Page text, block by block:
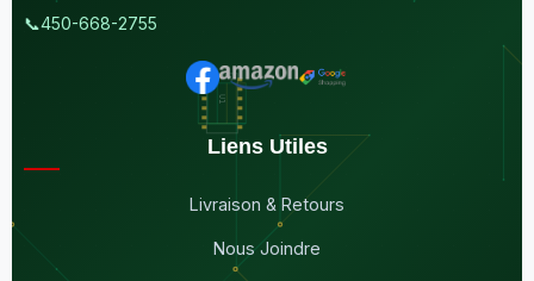
📞450-668-2755
Liens Utiles
Livraison & Retours
Nous Joindre